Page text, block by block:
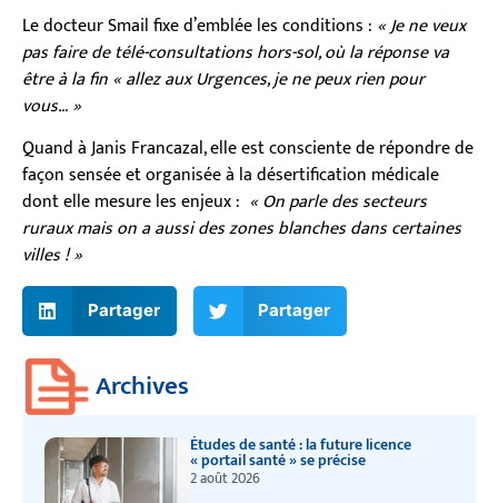
Le docteur Smail fixe d’emblée les conditions : « Je ne veux
pas faire de télé-consultations hors-sol, où la réponse va
être à la fin« allez aux Urgences, je ne peux rien pour
vous… »
Quand à Janis Francazal, elle est consciente de répondre de
façon sensée et organisée à la désertification médicale
dont elle mesure les enjeux : « On parle des secteurs
ruraux mais on a aussi des zones blanches dans certaines
villes ! »
Partager Partager
Archives
Études de santé : la future licence
« portail santé » se précise
2 août 2026